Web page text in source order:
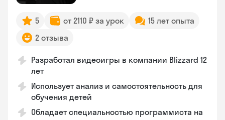
5 от 2110 ₽ за урок
15 лет опыта
2 отзыва
Разработал видеоигры в компании Blizzard 12
лет
Использует анализ и самостоятельность для
обучения детей
Обладает специальностью программиста на